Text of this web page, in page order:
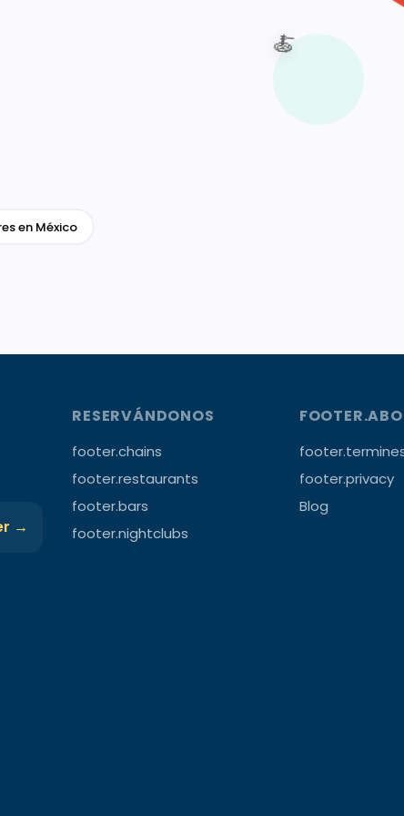
en México
🍝
→
RESERVÁNDONOS
footer.chains
footer.restaurants
footer.bars
footer.nightclubs
footer.privacy
Blog